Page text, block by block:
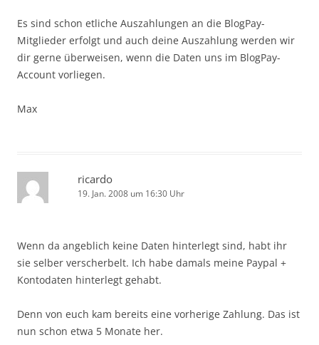
Es sind schon etliche Auszahlungen an die BlogPay-
Mitglieder erfolgt und auch deine Auszahlung werden wir
dir gerne überweisen, wenn die Daten uns im BlogPay-
Account vorliegen.
Max
ricardo
19. Jan. 2008 um 16:30 Uhr
Wenn da angeblich keine Daten hinterlegt sind, habt ihr
sie selber verscherbelt. Ich habe damals meine Paypal +
Kontodaten hinterlegt gehabt.
Denn von euch kam bereits eine vorherige Zahlung. Das ist
nun schon etwa 5 Monate her.